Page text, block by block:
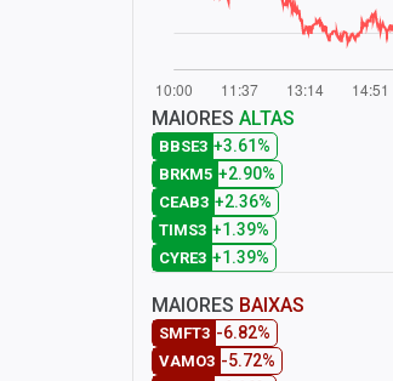
MAIORES ALTAS
BBSE3 +3.61%
BRKM5 +2.90%
CEAB3 +2.36%
TIMS3 +1.39%
CYRE3 +1.39%
MAIORES BAIXAS
SMFT3 -6.82%
VAMO3 -5.72%